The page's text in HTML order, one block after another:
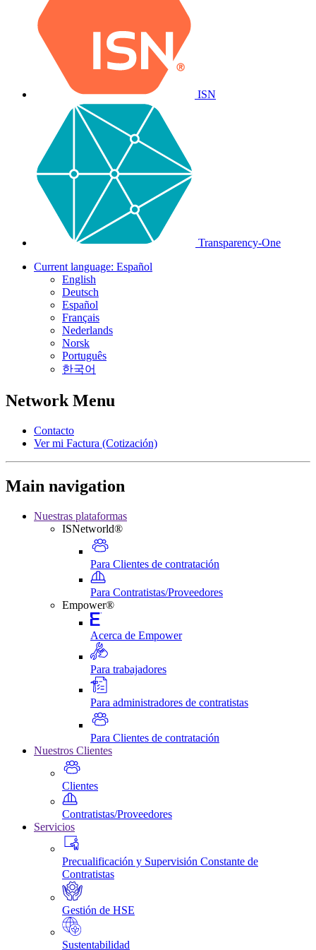
ISN
Transparency-One
Current language: Español
English
Deutsch
Español
Français
Nederlands
Norsk
Português
한국어
Network Menu
Contacto
Ver mi Factura (Cotización)
Main navigation
Nuestras plataformas
ISNetworld®
Para Clientes de contratación
Para Contratistas/Proveedores
Empower®
Acerca de Empower
Para trabajadores
Para administradores de contratistas
Para Clientes de contratación
Nuestros Clientes
Clientes
Contratistas/Proveedores
Servicios
Precualificación y Supervisión Constante de
Contratistas
Gestión de HSE
Sustentabilidad